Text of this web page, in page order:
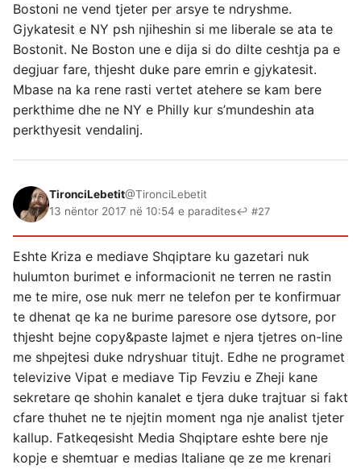
Bostoni ne vend tjeter per arsye te ndryshme.
Gjykatesit e NY psh njiheshin si me liberale se ata te
Bostonit. Ne Boston une e dija si do dilte ceshtja pa e
degjuar fare, thjesht duke pare emrin e gjykatesit.
Mbase na ka rene rasti vertet atehere se kam bere
perkthime dhe ne NY e Philly kur s’mundeshin ata
perkthyesit vendalinj.
TironciLebetit@TironciLebetit
13 nëntor 2017 në 10:54 e paradites↩ #27
Eshte Kriza e mediave Shqiptare ku gazetari nuk
hulumton burimet e informacionit ne terren ne rastin
me te mire, ose nuk merr ne telefon per te konfirmuar
te dhenat qe ka ne burime paresore ose dytsore, por
thjesht bejne copy&paste lajmet e njera tjetres on-line
me shpejtesi duke ndryshuar titujt. Edhe ne programet
televizive Vipat e mediave Tip Fevziu e Zheji kane
sekretare qe shohin kanalet e tjera duke trajtuar si fakt
cfare thuhet ne te njejtin moment nga nje analist tjeter
kallup. Fatkeqesisht Media Shqiptare eshte bere nje
kopje e shemtuar e medias Italiane qe ze me krenari